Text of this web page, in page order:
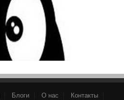
Блоги О нас
Контакты